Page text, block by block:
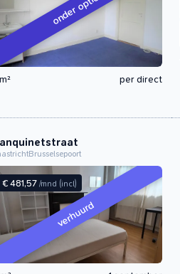
onder optie
per direct
Brusselsepoort
€ 481,57/mnd (incl)
verhuurd